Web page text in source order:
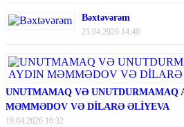
Bəxtəvərəm
25.04.2026 14:40
UNUTMAMAQ VƏ UNUTDURMAMAQ
MƏMMƏDOV VƏ DİLARƏ ƏLİYEVA
19.04.2026 16:32